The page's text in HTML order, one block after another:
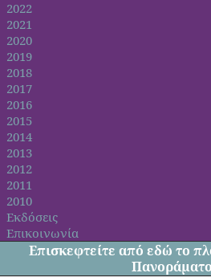
2022
2021
2020
2019
2018
2017
2016
2015
2014
2013
2012
2011
2010
Εκδόσεις
Επικοινωνία
Επισκεφτείτε από εδώ το